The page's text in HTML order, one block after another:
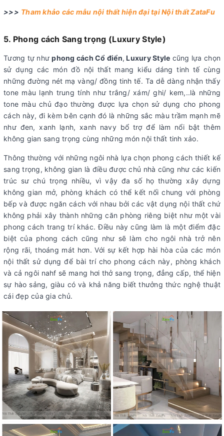
>>> Tham khảo các mẫu nội thất hiện đại tại Nội thất ZataFu
5. Phong cách Sang trọng (Luxury Style)
Tương tự nhưphong cách Cổ điển, Luxury Style cũng lựa chọn
sử dụng các món đồ nội thất mang kiểu dáng tinh tế cùng
những đường nét mạ vàng/ đồng tinh tế. Ta dễ dàng nhận thấy
tone màu lạnh trung tính như trắng/ xám/ ghi/ kem,..là những
tone màu chủ đạo thường được lựa chọn sử dụng cho phong
cách này, đi kèm bên cạnh đó là những sắc màu trầm mạnh mẽ
như đen, xanh lạnh, xanh navy bổ trợ để làm nổi bật thêm
không gian sang trọng cùng những món nội thất tinh xảo.
Thông thường với những ngôi nhà lựa chọn phong cách thiết kế
sang trọng, không gian là điều được chủ nhà cũng như các kiến
trúc sư chú trọng nhiều, vì vậy đa số họ thường xây dựng
không gian mở, phòng khách có thể kết nối chung với phòng
bếp và được ngăn cách với nhau bởi các vật dụng nội thất chứ
không phải xây thành những căn phòng riêng biệt như một vài
phong cách trang trí khác. Điều này cũng làm là một điểm đặc
biệt của phong cách cũng như sẽ làm cho ngôi nhà trở nên
rộng rãi, thoáng mát hơn. Với sự kết hợp hài hòa của các món
nội thất sử dụng để bài trí cho phong cách này, phòng khách
và cả ngôi nahf sẽ mang hơi thở sang trọng, đẳng cấp, thể hiện
sự hào sảng, giàu có và khả năng biết thưởng thức nghệ thuật
cái đẹp của gia chủ.